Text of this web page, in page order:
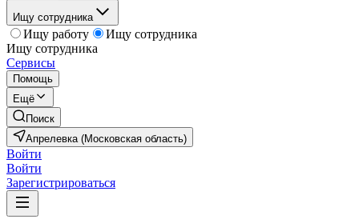
Ищу сотрудника
Ищу работу
Ищу сотрудника
Ищу сотрудника
Сервисы
Помощь
Ещё
Поиск
Апрелевка (Московская область)
Войти
Войти
Зарегистрироваться